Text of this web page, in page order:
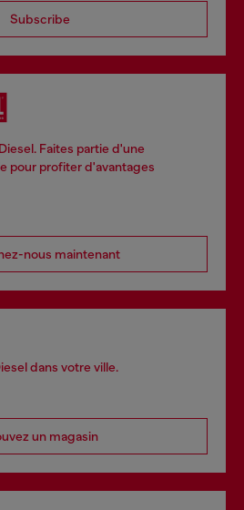
Subscribe
Faites partie d'une
pour profiter d'avantages
nous maintenant
dans votre ville.
un magasin